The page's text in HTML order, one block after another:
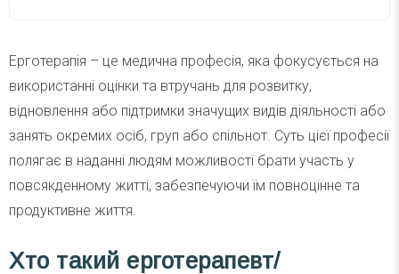
Ерготерапія – це медична професія, яка фокусується на
використанні оцінки та втручань для розвитку,
відновлення або підтримки значущих видів діяльності або
занять окремих осіб, груп або спільнот. Суть цієї професії
полягає в наданні людям можливості брати участь у
повсякденному житті, забезпечуючи їм повноцінне та
продуктивне життя.
Хто такий ерготерапевт/